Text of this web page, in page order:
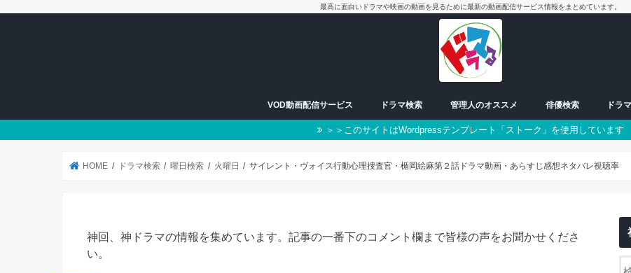
最高に面白いドラマや映画の動画を見るために最新の動画配信サービス情報をまとめています。
VOD動画配信サービス ドラマ検索
放送中ドラマ
50音別検索
番組一覧表
曜日検索 朝ドラ
日曜日
月曜日
火曜日
水曜日
木曜日
金曜日
土曜日
スペシャル
管理人のオススメ 俳優検索
男優
女優
ドラ
＞＞このサイトはWordpressテンプレート「ストーク」を使用しています
HOME ドラマ検索 曜日検索 火曜日 サイレント・ヴォイス行動心理捜査官・楯岡絵麻第２話ドラマ動画・あらすじ感想ネタバレ視聴率
神回、神ドラマの情報を集めています。記事の一番下のコメント欄まで皆様の声をお聞かせくださ
い。